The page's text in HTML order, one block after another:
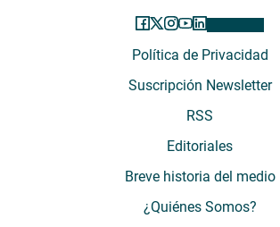
Política de Privacidad
Suscripción Newsletter
RSS
Editoriales
Breve historia del medio
¿Quiénes Somos?